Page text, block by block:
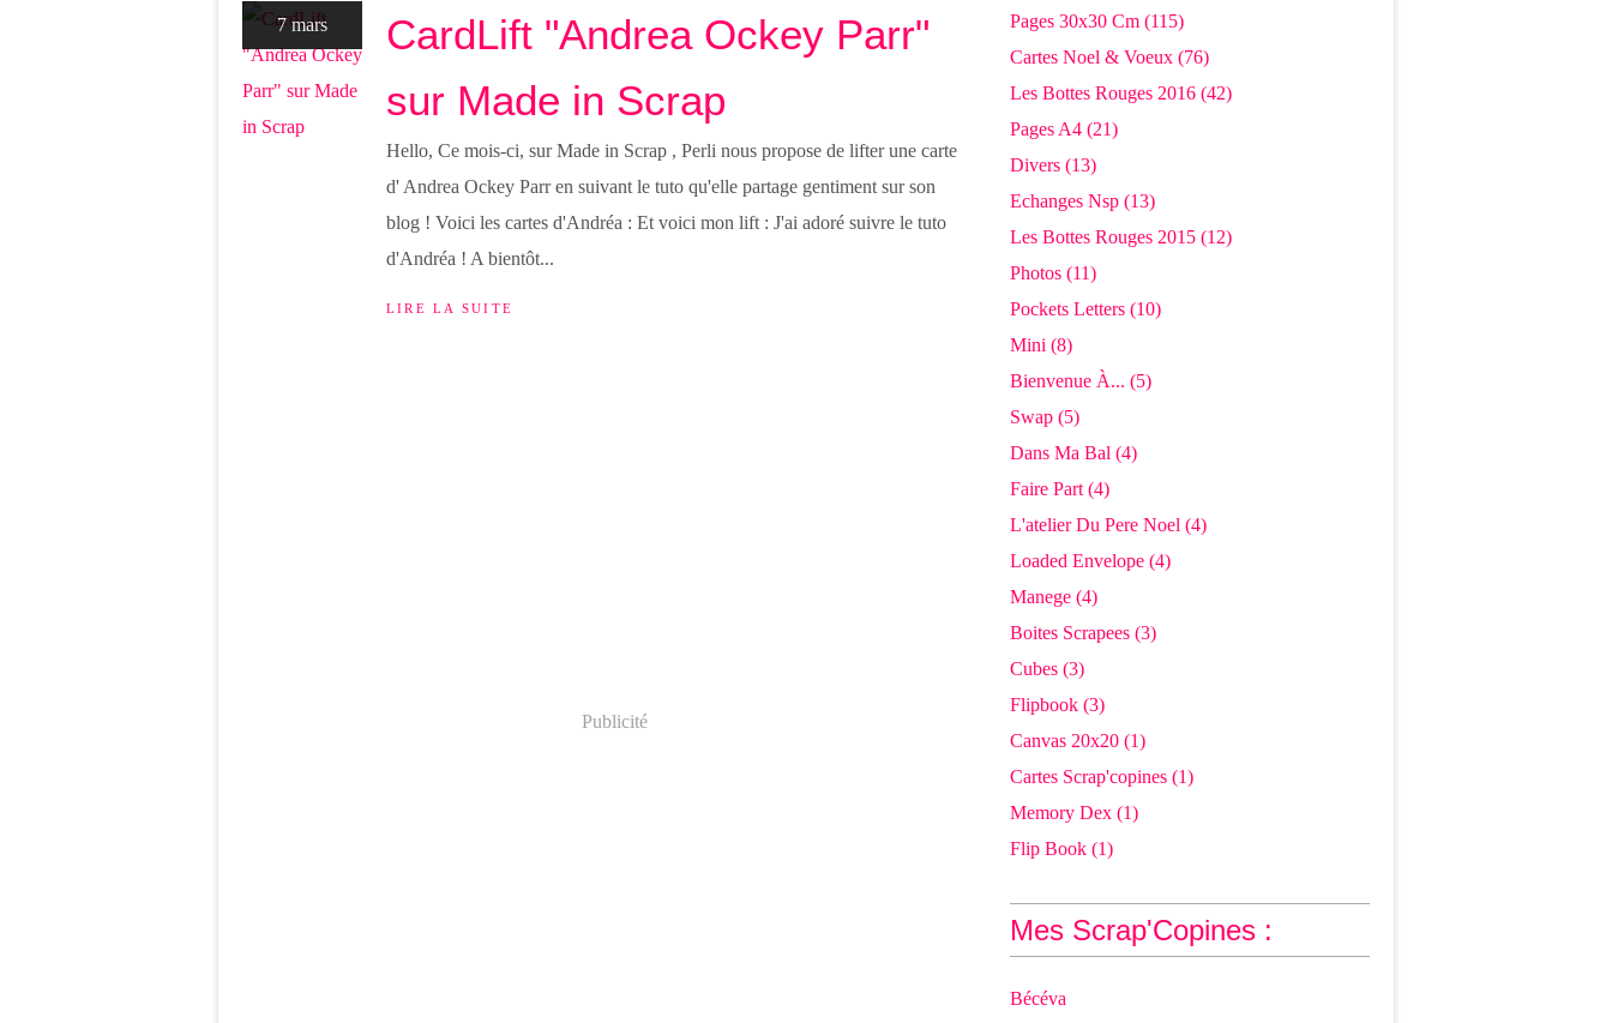
7 mars
CardLift "Andrea Ockey Parr"
sur Made in Scrap
Hello, Ce mois-ci, sur Made in Scrap , Perli nous propose de lifter une carte
d' Andrea Ockey Parr en suivant le tuto qu'elle partage gentiment sur son
blog ! Voici les cartes d'Andréa : Et voici mon lift : J'ai adoré suivre le tuto
d'Andréa ! A bientôt...
LIRE LA SUITE
Publicité
Pages 30x30 Cm (115)
Cartes Noel & Voeux (76)
Les Bottes Rouges 2016 (42)
Pages A4 (21)
Divers (13)
Echanges Nsp (13)
Les Bottes Rouges 2015 (12)
Photos (11)
Pockets Letters (10)
Mini (8)
Bienvenue À... (5)
Swap (5)
Dans Ma Bal (4)
Faire Part (4)
L'atelier Du Pere Noel (4)
Loaded Envelope (4)
Manege (4)
Boites Scrapees (3)
Cubes (3)
Flipbook (3)
Canvas 20x20 (1)
Cartes Scrap'copines (1)
Memory Dex (1)
Flip Book (1)
Mes Scrap'Copines :
Bécéva